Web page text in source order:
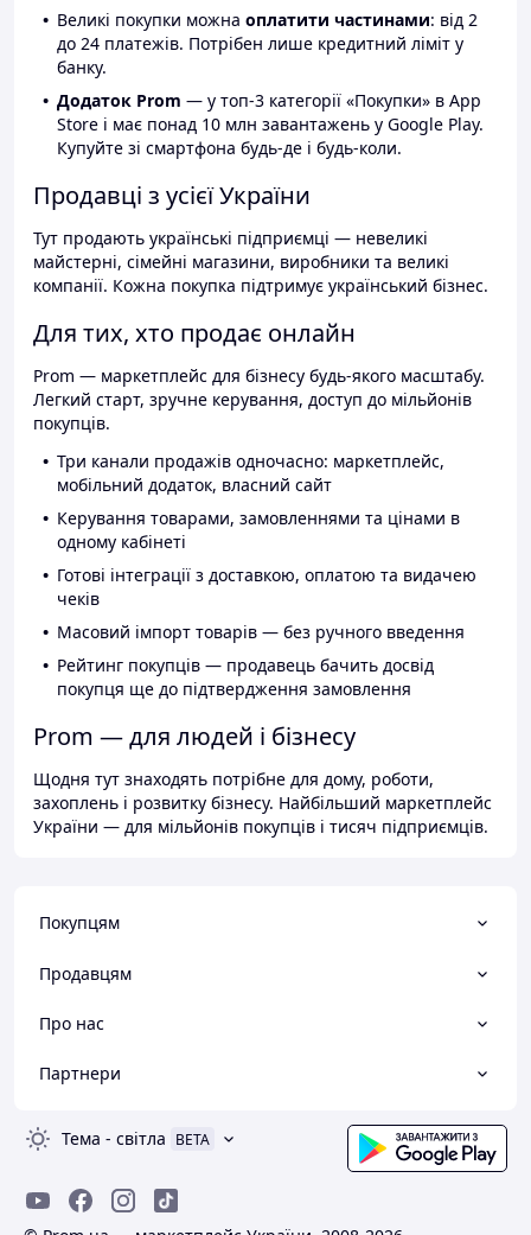
Великі покупки можна оплатити частинами: від 2
до 24 платежів. Потрібен лише кредитний ліміт у
банку.
Додаток Prom — у топ-3 категорії «Покупки» в App
Store і має понад 10 млн завантажень у Google Play.
Купуйте зі смартфона будь-де і будь-коли.
Продавці з усієї України
Тут продають українські підприємці — невеликі
майстерні, сімейні магазини, виробники та великі
компанії. Кожна покупка підтримує український бізнес.
Для тих, хто продає онлайн
Prom — маркетплейс для бізнесу будь-якого масштабу.
Легкий старт, зручне керування, доступ до мільйонів
покупців.
Три канали продажів одночасно: маркетплейс,
мобільний додаток, власний сайт
Керування товарами, замовленнями та цінами в
одному кабінеті
Готові інтеграції з доставкою, оплатою та видачею
чеків
Масовий імпорт товарів — без ручного введення
Рейтинг покупців — продавець бачить досвід
покупця ще до підтвердження замовлення
Prom — для людей і бізнесу
Щодня тут знаходять потрібне для дому, роботи,
захоплень і розвитку бізнесу. Найбільший маркетплейс
України — для мільйонів покупців і тисяч підприємців.
Покупцям
Продавцям
Про нас
Партнери
Тема - світла BETA